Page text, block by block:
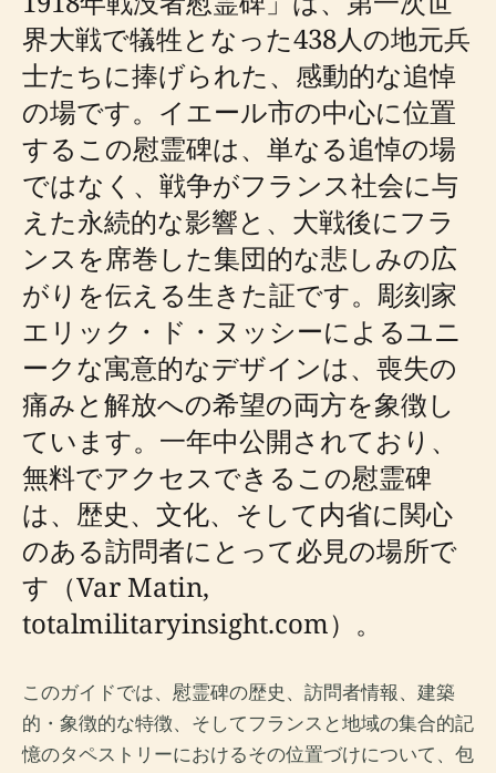
界大戦で犠牲となった438人の地元兵
士たちに捧げられた、感動的な追悼
の場です。イエール市の中心に位置
するこの慰霊碑は、単なる追悼の場
ではなく、戦争がフランス社会に与
えた永続的な影響と、大戦後にフラ
ンスを席巻した集団的な悲しみの広
がりを伝える生きた証です。彫刻家
エリック・ド・ヌッシーによるユニ
ークな寓意的なデザインは、喪失の
痛みと解放への希望の両方を象徴し
ています。一年中公開されており、
無料でアクセスできるこの慰霊碑
は、歴史、文化、そして内省に関心
のある訪問者にとって必見の場所で
す（Var Matin,
totalmilitaryinsight.com）。
このガイドでは、慰霊碑の歴史、訪問者情報、建築
的・象徴的な特徴、そしてフランスと地域の集合的記
憶のタペストリーにおけるその位置づけについて、包